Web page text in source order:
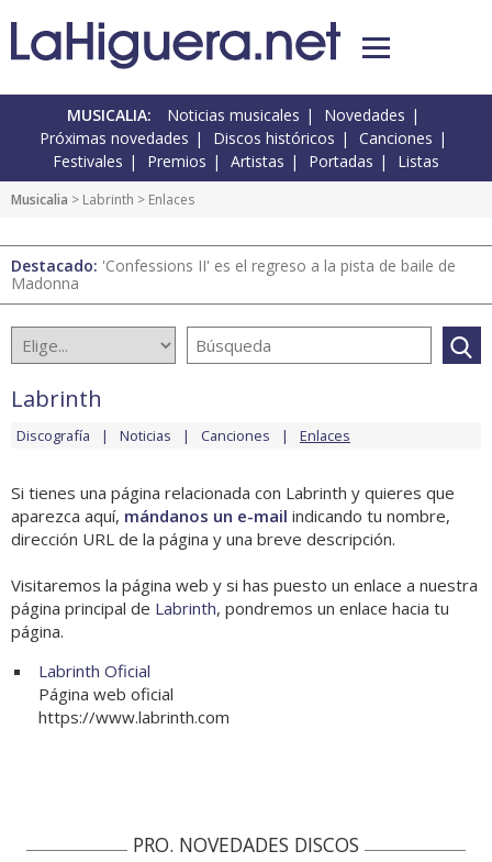
MUSICALIA: Noticias musicales
Novedades
Próximas novedades
Discos históricos
Canciones
Festivales
Premios Artistas Portadas Listas
Musicalia > Labrinth > Enlaces
Destacado: 'Confessions II' es el regreso a la pista de baile de
Madonna
Labrinth
Discografía Noticias Canciones Enlaces
Si tienes una página relacionada con Labrinth y quieres que
aparezca aquí, mándanos un e-mail indicando tu nombre,
dirección URL de la página y una breve descripción.
Visitaremos la página web y si has puesto un enlace a nuestra
página principal de Labrinth, pondremos un enlace hacia tu
página.
Labrinth Oficial
Página web oficial
https://www.labrinth.com
PRO. NOVEDADES DISCOS